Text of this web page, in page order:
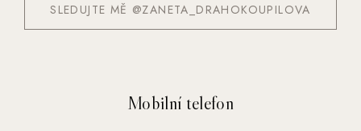
SLEDUJTE MĚ @ZANETA_DRAHOKOUPILOVA
Mobilní telefon